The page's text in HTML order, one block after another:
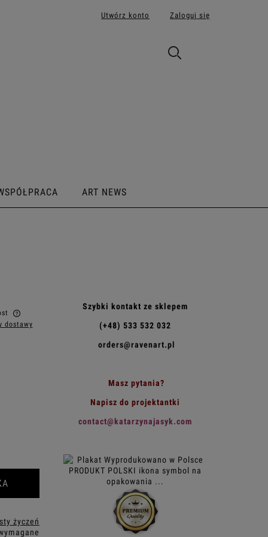
Utwórz konto Zaloguj się
ART NEWS
dostawy
życzeń
Szybki kontakt ze sklepem
(+48) 533 532 032
orders@ravenart.pl
Masz pytania?
Napisz do projektantki
contact@katarzynajasyk.com